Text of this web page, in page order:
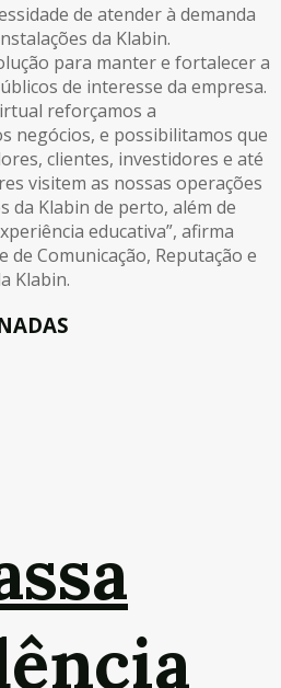
de atender à demanda
da Klabin.
para manter e fortalecer a
de interesse da empresa.
reforçamos a
negócios, e possibilitamos que
clientes, investidores e até
visitem as nossas operações
da Klabin de perto, além de
educativa”, afirma
Comunicação, Reputação e
Klabin.